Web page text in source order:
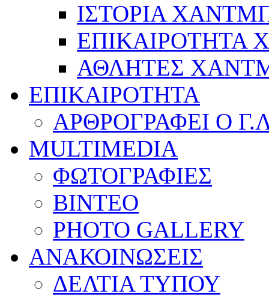
ΙΣΤΟΡΙΑ
ΕΠΙΚΑΙΡΟΤΗΤΑ
ΑΘΛΗΤΕΣ
ΕΠΙΚΑΙΡΟΤΗΤΑ
ΑΡΘΡΟΓΡΑΦΕΙ Ο
MULTIMEDIA
ΦΩΤΟΓΡΑΦΙΕΣ
ΒΙΝΤΕΟ
PHOTO GALLERY
ΑΝΑΚΟΙΝΩΣΕΙΣ
ΔΕΛΤΙΑ ΤΥΠΟΥ